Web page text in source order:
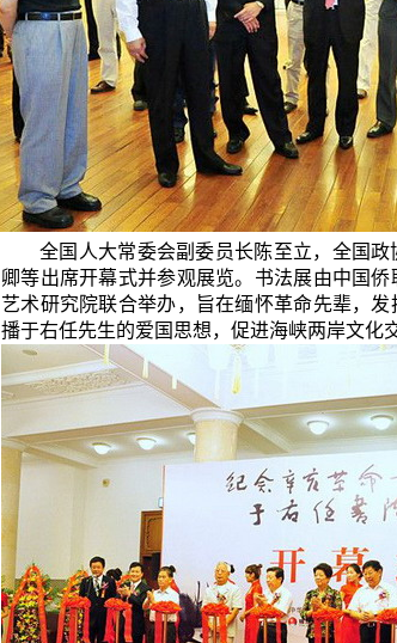
全国人大常委会副委员长陈至立，全国
卿等出席开幕式并参观展览。书法展由中国
艺术研究院联合举办，旨在缅怀革命先辈，
播于右任先生的爱国思想，促进海峡两岸文化